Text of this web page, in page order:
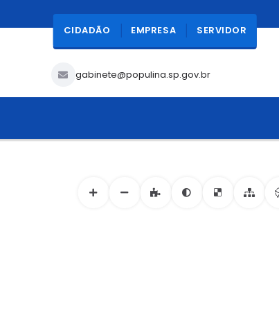
CIDADÃO
EMPRESA SERVIDOR
gabinete@populina.sp.gov.br